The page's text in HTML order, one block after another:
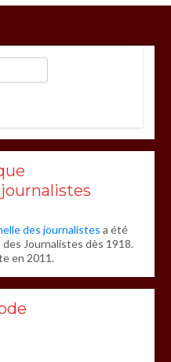
des journalistes a été
Journalistes dès 1918.
en 2011.